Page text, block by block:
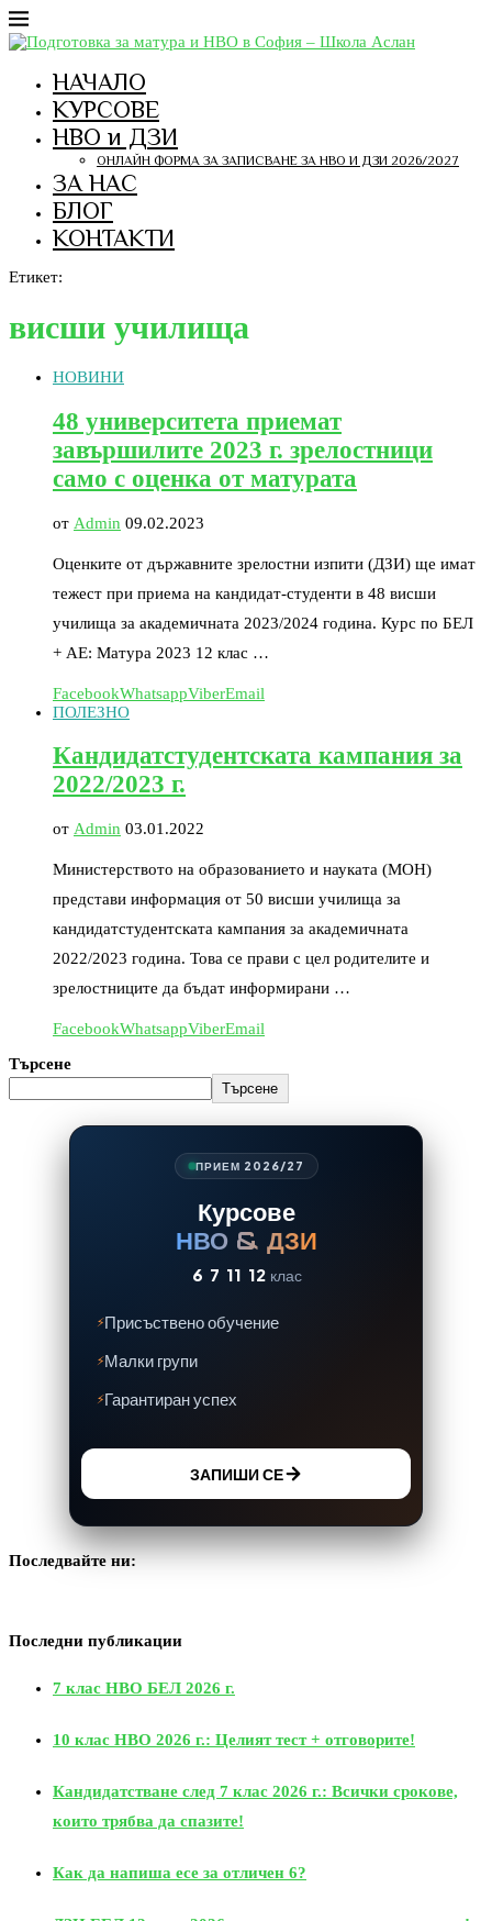
НАЧАЛО
КУРСОВЕ
НВО и ДЗИ
ОНЛАЙН ФОРМА ЗА ЗАПИСВАНЕ ЗА НВО И ДЗИ 2026/2027
ЗА НАС
БЛОГ
КОНТАКТИ
Етикет:
висши училища
НОВИНИ
48 университета приемат
завършилите 2023 г. зрелостници
само с оценка от матурата
от Admin 09.02.2023
Оценките от държавните зрелостни изпити (ДЗИ) ще имат
тежест при приема на кандидат-студенти в 48 висши
училища за академичната 2023/2024 гoдина. Курс по БЕЛ
+ АЕ: Матура 2023 12 клас …
FacebookWhatsappViberEmail
ПОЛЕЗНО
Кандидатстудентската кампания за
2022/2023 г.
от Admin 03.01.2022
Министерството на образованието и науката (МОН)
представи информация от 50 висши училища за
кандидатстудентската кампания за академичната
2022/2023 година. Това се прави с цел родителите и
зрелостниците да бъдат информирани …
FacebookWhatsappViberEmail
Търсене
Търсене
ПРИЕМ 2026/27
Курсове
НВО & ДЗИ
6 7 11 12 клас
Присъствено обучение
Малки групи
Гарантиран успех
ЗАПИШИ СЕ
Последвайте ни:
Последни публикации
7 клас НВО БЕЛ 2026 г.
10 клас НВО 2026 г.: Целият тест + отговорите!
Кандидатстване след 7 клас 2026 г.: Всички срокове,
които трябва да спазите!
Как да напиша есе за отличен 6?